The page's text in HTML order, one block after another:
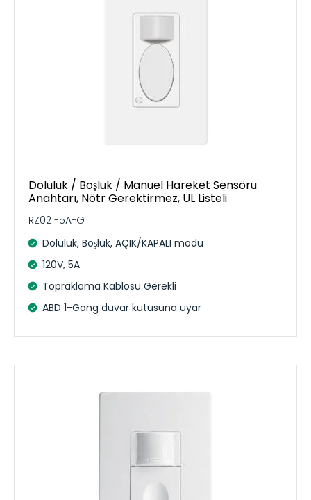
Doluluk / Boşluk / Manuel Hareket Sensörü
Anahtarı, Nötr Gerektirmez, UL Listeli
RZ021-5A-G
Doluluk, Boşluk, AÇIK/KAPALI modu
120V, 5A
Topraklama Kablosu Gerekli
ABD 1-Gang duvar kutusuna uyar